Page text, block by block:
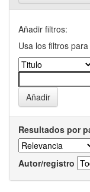
Añadir filtros:
Usa los filtros
Resultados por
Autor/registro